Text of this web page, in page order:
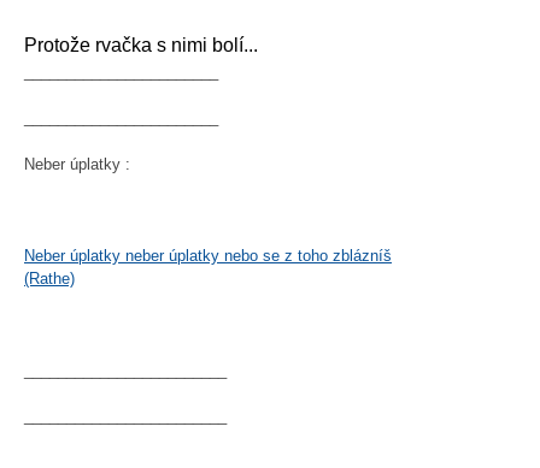
Protože rvačka s nimi bolí...
Neber úplatky :
Neber úplatky neber úplatky nebo se z toho zblázníš
(Rathe)